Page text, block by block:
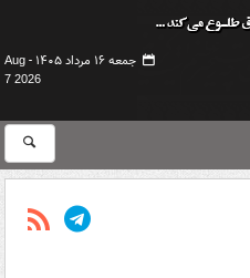
جمعه ۱۶ مرداد ۱۴۰۵ -
Aug
7 2026